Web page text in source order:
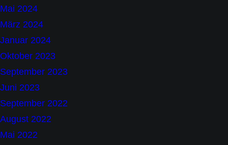
Mai 2024
März 2024
Januar 2024
Oktober 2023
September 2023
Juni 2023
September 2022
August 2022
Mai 2022